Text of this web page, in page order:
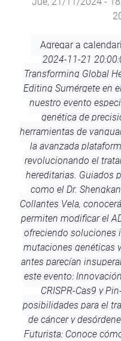
Agregar
calendario
Agregar a
2024-11-21
Transforming Global
Editing Sumérgete en
nuestro evento
genética de
herramientas de
la avanzada
revolucionando el
hereditarias. Guiados
como el Dr.
Collantes Vela,
permiten modificar el
ofreciendo soluciones
mutaciones genéticas
antes parecían
este evento:
CRISPR-Cas9 y
posibilidades para el
de cáncer y
Futurista: Conoce